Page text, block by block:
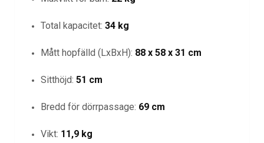
Total kapacitet: 34 kg
Mått hopfälld (LxBxH): 88 x 58 x 31 cm
Sitthöjd: 51 cm
Bredd för dörrpassage: 69 cm
Vikt: 11,9 kg